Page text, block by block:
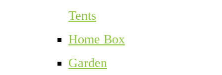
Tents
Home Box
Garden